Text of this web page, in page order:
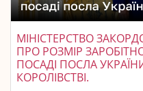
МІНІСТЕРСТВО
ПРО РОЗМІР
ПОСАДІ ПОСЛА
КОРОЛІВСТВІ.